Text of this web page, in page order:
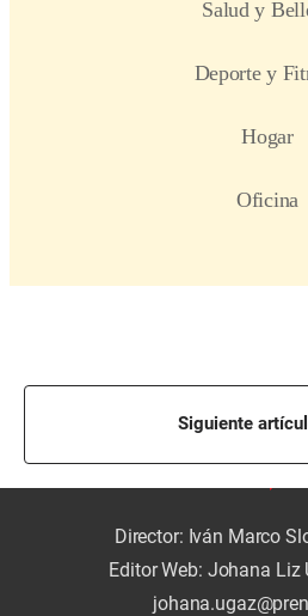
Siguiente
Director: Iván Marco
Editor Web: Johana Liz